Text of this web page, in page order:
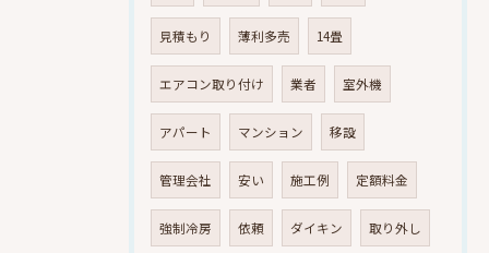
見積もり 薄利多売 14畳
エアコン取り付け 業者 室外機
アパート マンション 移設
管理会社 安い 施工例 定額料金
強制冷房 依頼 ダイキン 取り外し